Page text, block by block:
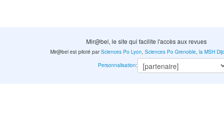
Mir@bel, le site qui facilite l'accès aux revues
Mir@bel est piloté parSciences Po Lyon,Sciences Po Grenoble,la MSH
Personnalisation: